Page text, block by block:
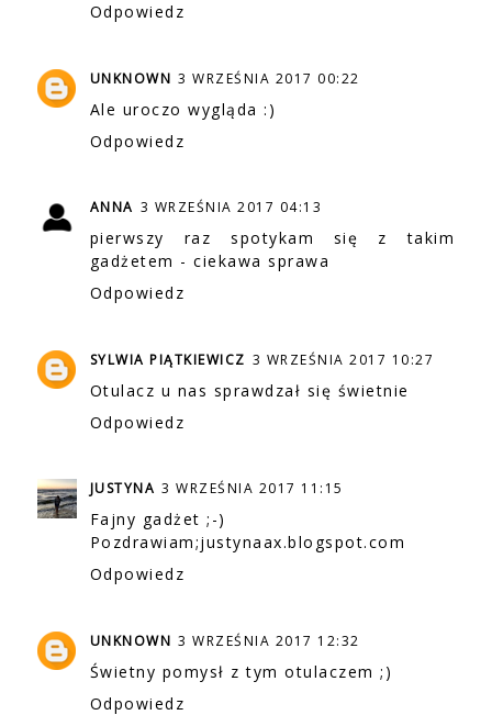
Odpowiedz
UNKNOWN 3 WRZEŚNIA 2017 00:22
Ale uroczo wygląda :)
Odpowiedz
ANNA 3 WRZEŚNIA 2017 04:13
pierwszy raz spotykam się z takim
gadżetem - ciekawa sprawa
Odpowiedz
SYLWIA PIĄTKIEWICZ 3 WRZEŚNIA 2017 10:27
Otulacz u nas sprawdzał się świetnie
Odpowiedz
JUSTYNA 3 WRZEŚNIA 2017 11:15
Fajny gadżet ;-)
Pozdrawiam;justynaax.blogspot.com
Odpowiedz
UNKNOWN 3 WRZEŚNIA 2017 12:32
Świetny pomysł z tym otulaczem ;)
Odpowiedz